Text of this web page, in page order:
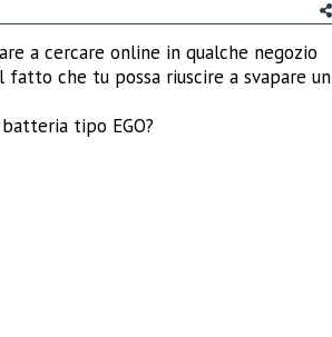
a cercare online in qualche negozio
che tu possa riuscire a svapare un
tipo EGO?